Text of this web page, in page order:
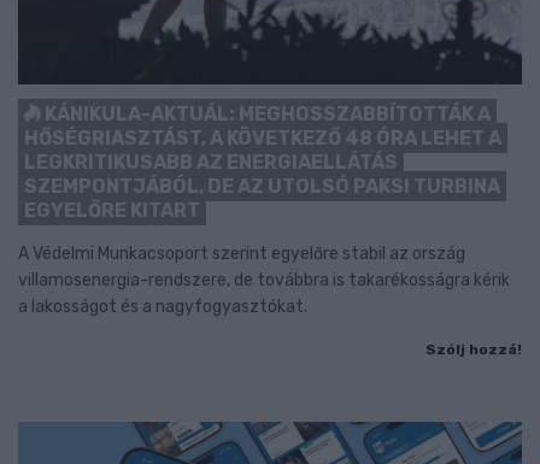
KÁNIKULA-AKTUÁL: MEGHOSSZABBÍTOTTÁK A
HŐSÉGRIASZTÁST, A KÖVETKEZŐ 48 ÓRA LEHET A
LEGKRITIKUSABB AZ ENERGIAELLÁTÁS
SZEMPONTJÁBÓL, DE AZ UTOLSÓ PAKSI TURBINA
EGYELŐRE KITART
A Védelmi Munkacsoport szerint egyelőre stabil az ország
villamosenergia-rendszere, de továbbra is takarékosságra kérik
a lakosságot és a nagyfogyasztókat.
Szólj hozzá!